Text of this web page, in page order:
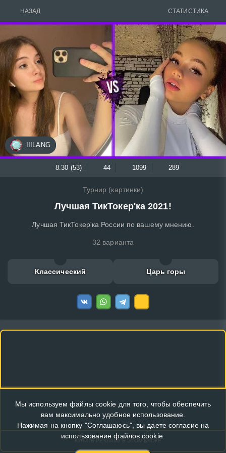
НАЗАД СТАТИСТИКА
IIILANG
8.30 (53) 44 1099 289
Турнир (картинки)
Лучшая ТикТокер'ка 2021!
Лучшая ТикТокер'ка России по вашему мнению.
32 варианта
Классический Царь горы
КУПИТЬ РЕКЛАМУ В ЭТОМ БЛОКЕ
Мы используем файлы cookie для того, чтобы обеспечить
вам максимально удобное использование.
Нажимая на кнопку "Соглашаюсь", вы даете согласие на
использование файлов cookie.